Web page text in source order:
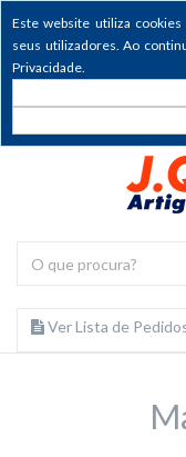
Este website utiliza
seus utilizadores. Ao
Privacidade.
Ver Lista de